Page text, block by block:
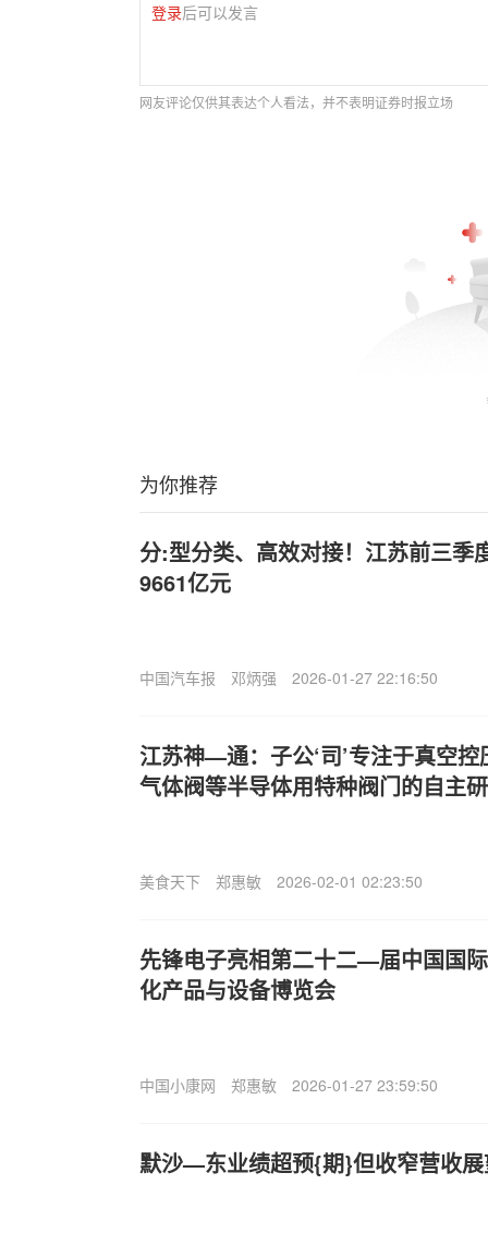
登录后可以发言
网友评论仅供其表达个人看法，并不表明证券时报立场
为你推荐
分:型分类、高效对接！江苏前三季
9661亿元
中国汽车报 邓炳强 2026-01-27 22:16:50
江苏神—通：子公‘司’专注于真空
气体阀等半导体用特种阀门的自主
美食天下 郑惠敏 2026-02-01 02:23:50
先锋电子亮相第二十二—届中国国
化产品与设备博览会
中国小康网 郑惠敏 2026-01-27 23:59:50
默沙—东业绩超预{期}但收窄营收